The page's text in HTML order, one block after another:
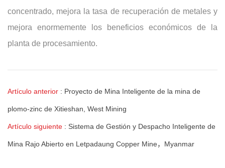
concentrado, mejora la tasa de recuperación de metales y
mejora enormemente los beneficios económicos de la
planta de procesamiento.
Artículo anterior : Proyecto de Mina Inteligente de la mina de
plomo-zinc de Xitieshan, West Mining
Artículo siguiente : Sistema de Gestión y Despacho Inteligente de
Mina Rajo Abierto en Letpadaung Copper Mine，Myanmar